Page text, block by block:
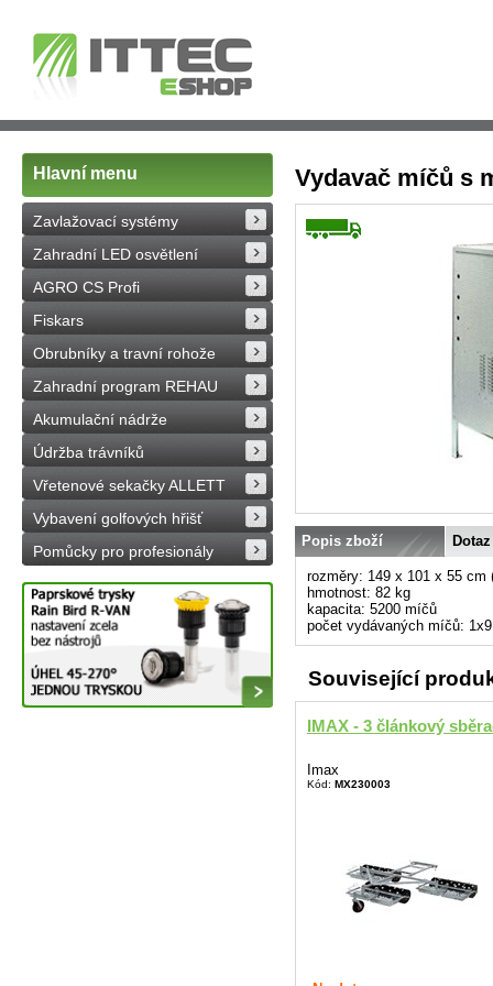
Hlavní menu
Zavlažovací systémy
Zahradní LED osvětlení
AGRO CS Profi
Fiskars
Obrubníky a travní rohože
Zahradní program REHAU
Akumulační nádrže
Údržba trávníků
Vřetenové sekačky ALLETT
Vybavení golfových hřišť
Pomůcky pro profesionály
Vydavač míčů s
Popis zboží
rozměry: 149 x 101 x 55
hmotnost: 82 kg
kapacita: 5200 míčů
počet vydávaných míčů:
Související
IMAX - 3 článkový
Imax
Kód: MX230003